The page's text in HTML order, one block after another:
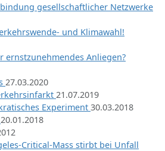
gesellschaftlicher Netzwerke
und Klimawahl!
ernstzunehmendes Anliegen?
27.03.2020
21.07.2019
Experiment 30.03.2018
20.01.2018
Critical-Mass stirbt bei Unfall